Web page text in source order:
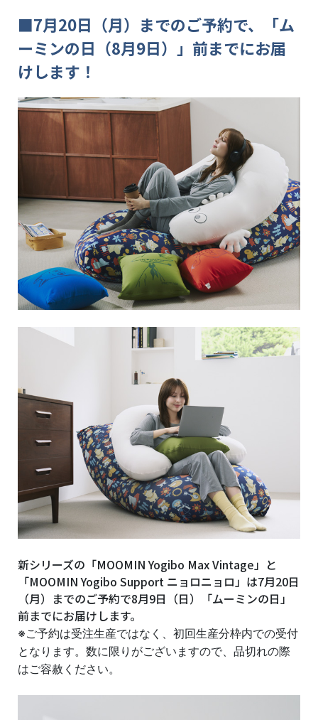
■7月20日（月）までのご予約で、「ム
ーミンの日（8月9日）」前までにお届
けします！
新シリーズの「MOOMIN Yogibo Max Vintage」と
「MOOMIN Yogibo Support ニョロニョロ」は7月20日
（月）までのご予約で8月9日（日）「ムーミンの日」
前までにお届けします。
※ご予約は受注生産ではなく、初回生産分枠内での受付
となります。数に限りがございますので、品切れの際
はご容赦ください。